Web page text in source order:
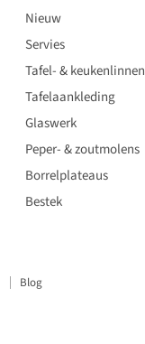
Nieuw
Servies
Tafel- & keukenlinnen
Tafelaankleding
Glaswerk
Peper- & zoutmolens
Borrelplateaus
Bestek
Blog